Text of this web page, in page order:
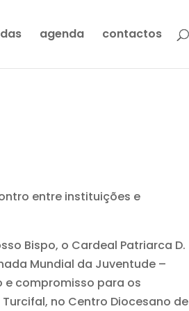
agenda contactos
entre instituições e
Bispo, o Cardeal Patriarca D.
Mundial da Juventude –
e compromisso para os
no Centro Diocesano de